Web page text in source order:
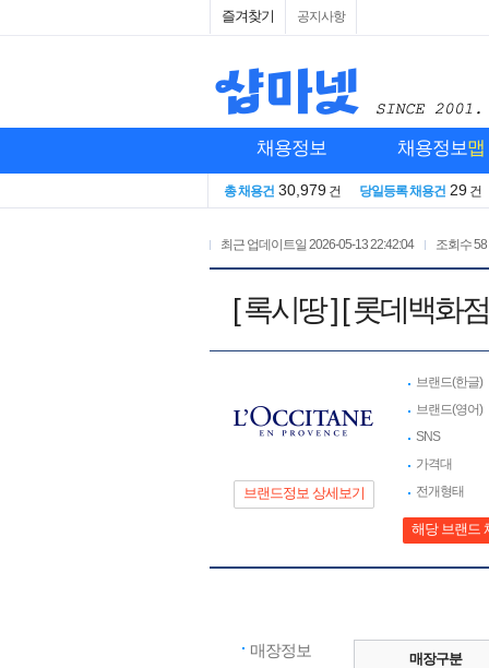
즐겨찾기 공지사항
채용정보 채용정보맵
총 채용건 30,979 건 당일등록 채용건 29 건
최근 업데이트일 2026-05-13 22:42:04 조회수58
[ 록시땅 ] [ 롯데백화
브랜드정보 상세보기
브랜드(한글)
브랜드(영어)
SNS
가격대
전개형태
해당 브랜드
매장정보 매장구분